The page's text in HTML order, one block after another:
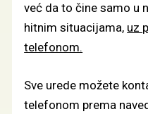
već da to čine samo u
hitnim situacijama, uz
telefonom.
Sve urede možete
telefonom prema